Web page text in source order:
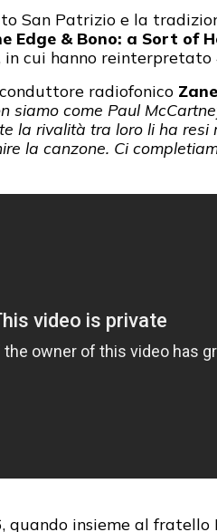
San Patrizio e la
Edge & Bono: a Sort of
in cui hanno
radiofonico
siamo come Paul
la rivalità tra loro li ha
la canzone. Ci
quando insieme al